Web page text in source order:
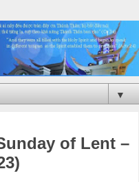
▼
of Lent –